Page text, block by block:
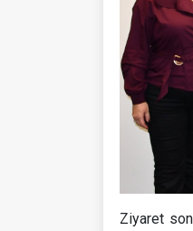
Ziyaret